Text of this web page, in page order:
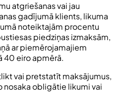
atgriešanas vai jau
gadījumā klients, likuma
noteiktajām procentu
piedziņas izmaksām,
ar piemērojamajiem
40 eiro apmērā.
vai pretstatīt maksājumus,
nosaka obligātie likumi vai